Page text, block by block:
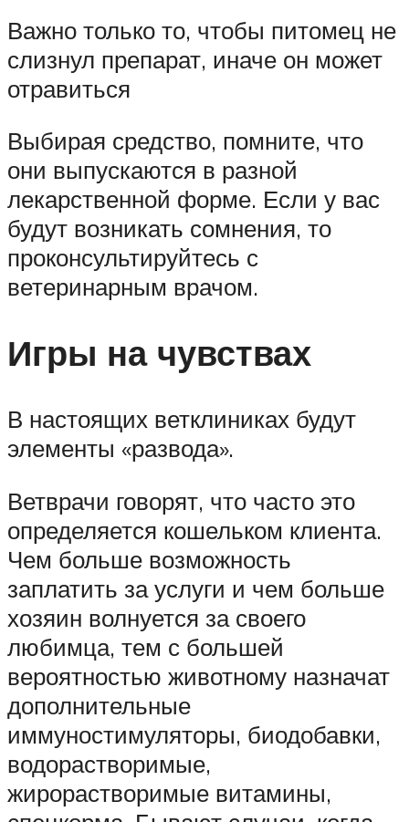
Важно только то, чтобы питомец не
слизнул препарат, иначе он может
отравиться
Выбирая средство, помните, что
они выпускаются в разной
лекарственной форме. Если у вас
будут возникать сомнения, то
проконсультируйтесь с
ветеринарным врачом.
Игры на чувствах
В настоящих ветклиниках будут
элементы «развода».
Ветврачи говорят, что часто это
определяется кошельком клиента.
Чем больше возможность
заплатить за услуги и чем больше
хозяин волнуется за своего
любимца, тем с большей
вероятностью животному назначат
дополнительные
иммуностимуляторы, биодобавки,
водорастворимые,
жирорастворимые витамины,